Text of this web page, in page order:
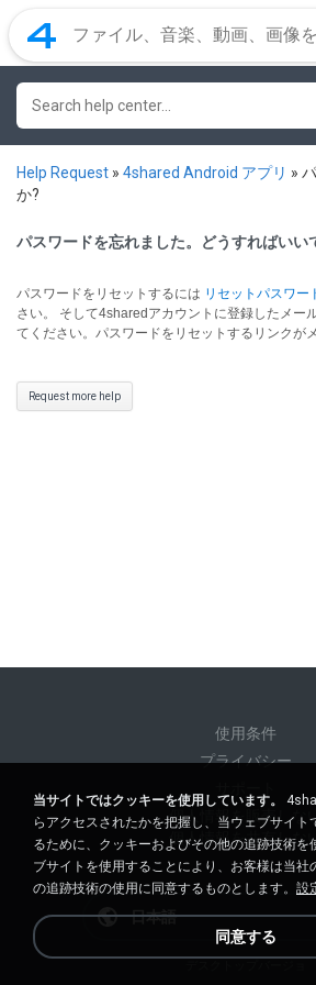
Help Request » 4shared Android アプリ »
か?
パスワードを忘れました。どうすればいい
パスワードをリセットするには リセットパスワー
さい。
そして4sharedアカウントに登録したメー
てください。パスワードをリセットするリンクが
Request more help
使用条件
プライバシー
個人情報を販売しな
個人情報を共有しな
日本語
当サイトではクッキーを使用しています。
らアクセスされたかを把握し、当ウェブサイト
るために、クッキーおよびその他の追跡技術を
ブサイトを使用することにより、お客様は当社
の追跡技術の使用に同意するものとします。 設
同意する